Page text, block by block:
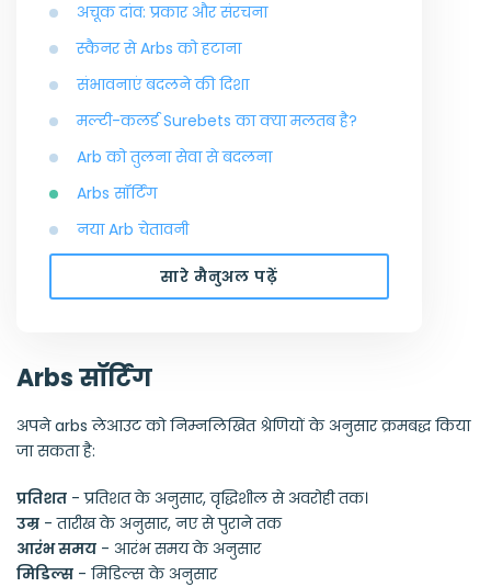
अचूक दांव: प्रकार और संरचना
स्कैनर से Arbs को हटाना
संभावनाएं बदलने की दिशा
मल्टी-कलर्ड Surebets का क्या मलतब है?
Arb को तुलना सेवा से बदलना
Arbs सॉर्टिंग
नया Arb चेतावनी
सारे मैनुअल पढ़ें
Arbs सॉर्टिंग
अपने arbs लेआउट को निम्नलिखित श्रेणियों के अनुसार क्रमबद्ध किया
जा सकता है:
प्रतिशत - प्रतिशत के अनुसार, वृद्धिशील से अवरोही तक।
उम्र - तारीख के अनुसार, नए से पुराने तक
आरंभ समय - आरंभ समय के अनुसार
मिडिल्स - मिडिल्स के अनुसार